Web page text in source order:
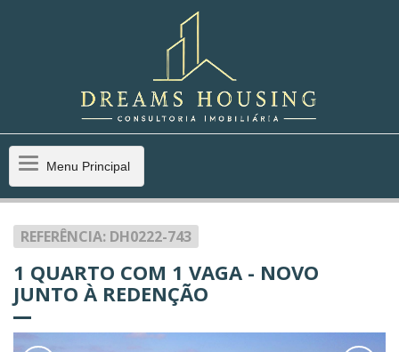
MenuMenu Principal
REFERÊNCIA: DH0222-743
1 QUARTO COM 1 VAGA - NOVO
JUNTO À REDENÇÃO